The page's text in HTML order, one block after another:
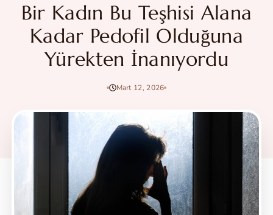
Bir Kadın Bu Teşhisi Alana
Kadar Pedofil Olduğuna
Yürekten İnanıyordu
Mart 12, 2026